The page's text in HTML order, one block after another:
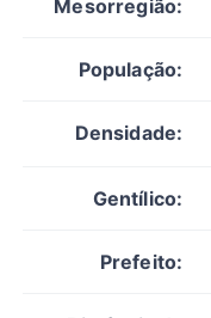
Mesorregião:
População:
Densidade:
Gentílico:
Prefeito: